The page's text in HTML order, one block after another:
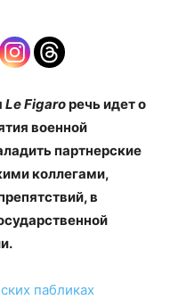
Le Figaroречь идет о
военной
партнерские
коллегами,
в
пабликах